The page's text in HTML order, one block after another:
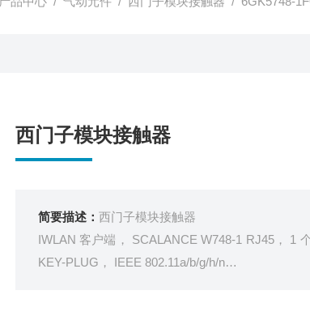
西门子模块接触器
简要描述： 西门子模块接触器
IWLAN 客户端， SCALANCE W748-1 RJ45， 1
KEY-PLUG， IEEE 802.11a/b/g/h/n